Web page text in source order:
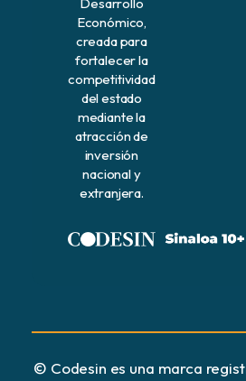
Económico,
creada para
fortalecer la
competitividad
del estado
mediante la
atracción de
inversión
nacional y
extranjera.
© Codesin es una marca